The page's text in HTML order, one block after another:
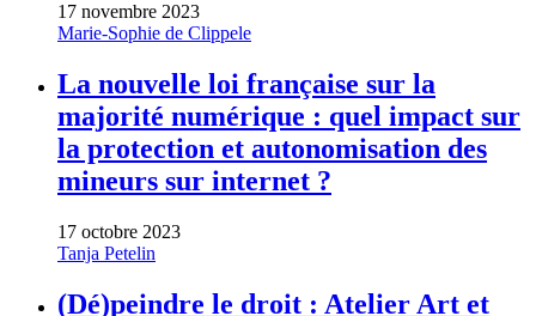
17 novembre 2023
Marie-Sophie de Clippele
La nouvelle loi française sur la
majorité numérique : quel impact sur
la protection et autonomisation des
mineurs sur internet ?
17 octobre 2023
Tanja Petelin
(Dé)peindre le droit : Atelier Art et